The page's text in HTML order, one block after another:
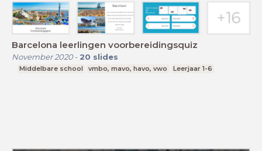
Barcelona leerlingen voorbereidingsquiz
November 2020- 20 slides
Middelbare school vmbo, mavo, havo, vwo Leerjaar 1-6